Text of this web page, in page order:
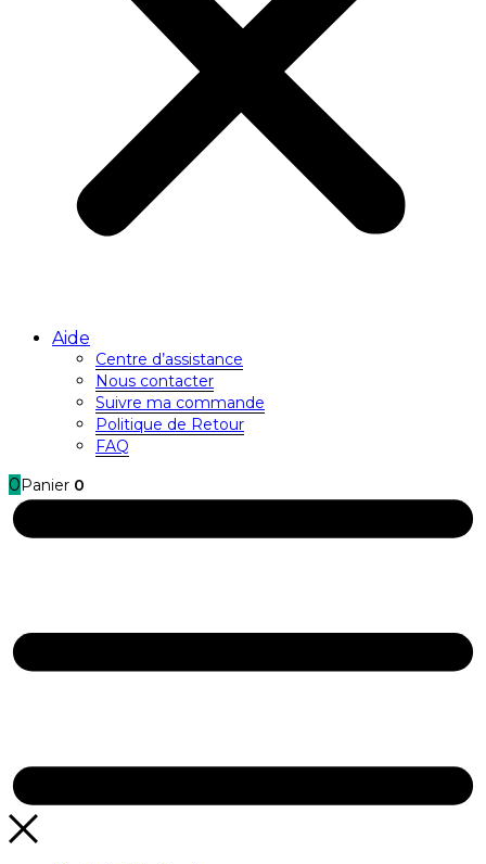
Aide
Centre d’assistance
Nous contacter
Suivre ma commande
Politique de Retour
FAQ
0 Panier 0